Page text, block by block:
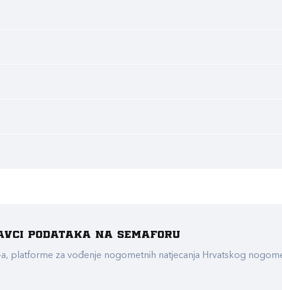
podataka na Semaforu
platforme za vođenje nogometnih natjecanja Hrvatskog